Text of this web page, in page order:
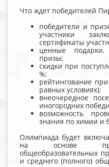
Что ждет победителей
победители и
участники
сертификаты
ценные
призы;
скидки при
%;
рейтингование
равных условиях);
внеочередное
иногородних
возможность
знания по химии и
Олимпиада будет
на основе
общеобразовательных
и среднего (полного)